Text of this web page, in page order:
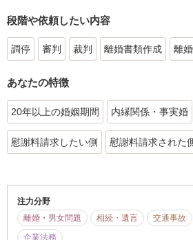
段階や依頼したい内容
調停 審判 裁判 離婚書類作成 離
あなたの特徴
20年以上の婚姻期間 内縁関係・事実婚
慰謝料請求したい側 慰謝料請求された
注力分野
離婚・男女問題
相続・遺言 交通事故
企業法務